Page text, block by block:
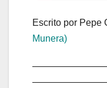
Escrito por Pepe
Munera)